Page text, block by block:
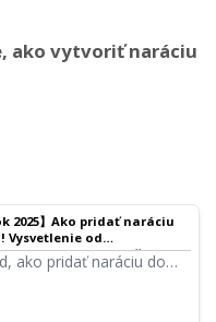
ako vytvoriť naráciu
2025】Ako pridať naráciu
Vysvetlenie od
a softvéru až po
| Softvér na čítanie textu
ako pridať naráciu do